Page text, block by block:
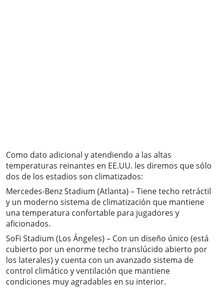
Como dato adicional y atendiendo a las altas
temperaturas reinantes en EE.UU. les diremos que sólo
dos de los estadios son climatizados:
Mercedes-Benz Stadium (Atlanta) – Tiene techo retráctil
y un moderno sistema de climatización que mantiene
una temperatura confortable para jugadores y
aficionados.
SoFi Stadium (Los Ángeles) – Con un diseño único (está
cubierto por un enorme techo translúcido abierto por
los laterales) y cuenta con un avanzado sistema de
control climático y ventilación que mantiene
condiciones muy agradables en su interior.